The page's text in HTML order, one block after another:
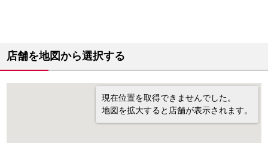
店舗を地図から選択する
現在位置を取得できませんでした。
地図を拡大すると店舗が表示されます。